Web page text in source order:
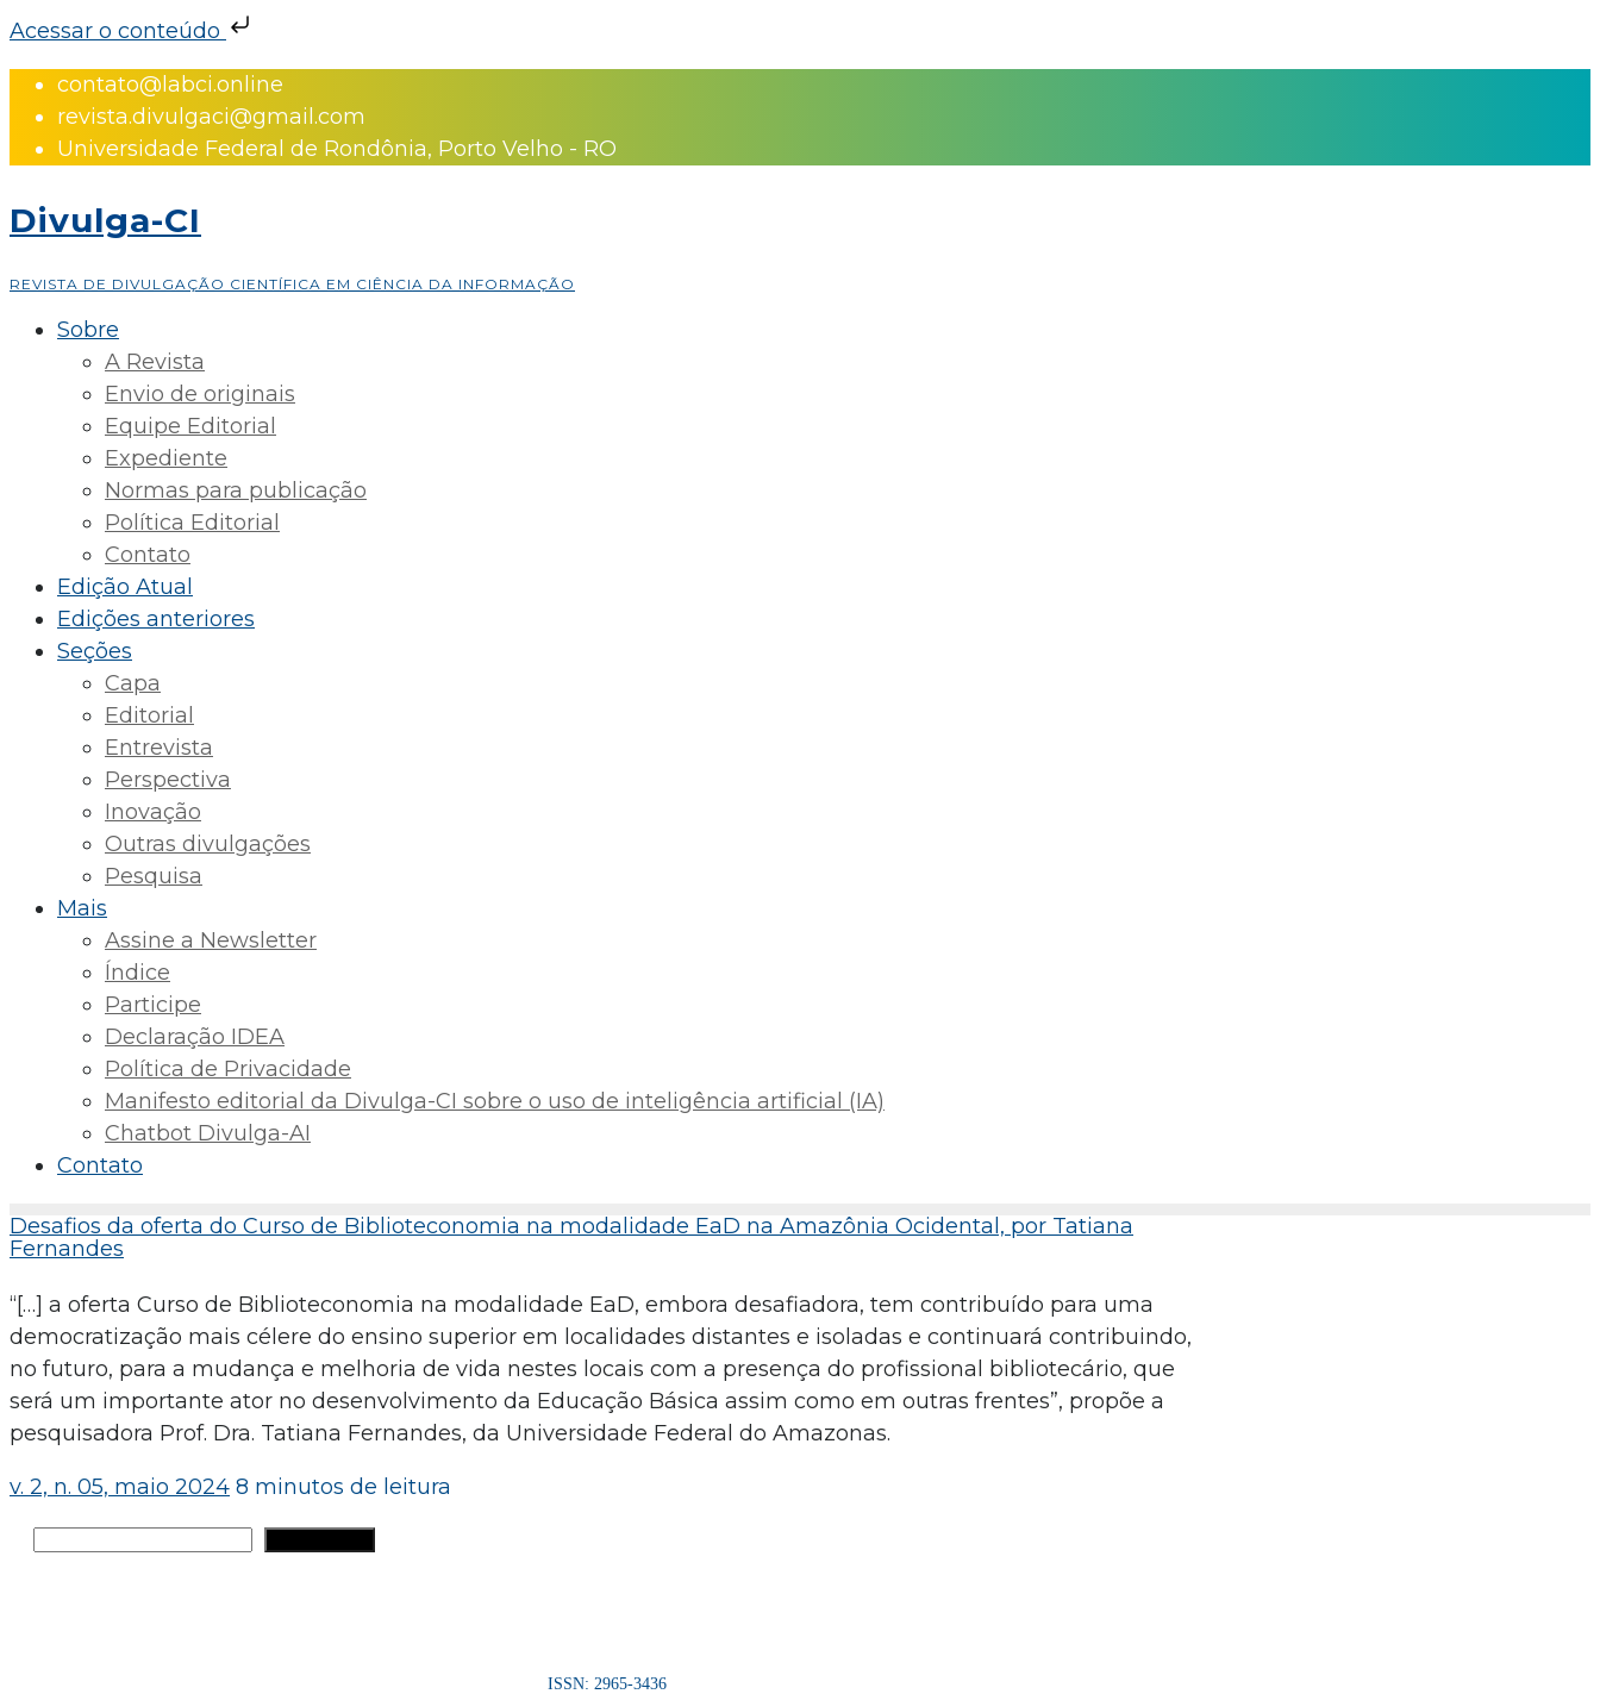
Acessar o conteúdo
Skip
content
contato@labci.online
revista.divulgaci@gmail.com
Universidade Federal de Rondônia, Porto Velho - RO
Divulga-CI
REVISTA DE DIVULGAÇÃO CIENTÍFICA EM CIÊNCIA DA INFORMAÇÃO
Sobre
A Revista
Envio de originais
Equipe Editorial
Expediente
Normas para publicação
Política Editorial
Contato
Edição Atual
Edições anteriores
Seções
Capa
Editorial
Entrevista
Perspectiva
Inovação
Outras divulgações
Pesquisa
Mais
Assine a Newsletter
Índice
Participe
Declaração IDEA
Política de Privacidade
Manifesto editorial da Divulga-CI sobre o uso de inteligência artificial (IA)
Chatbot Divulga-AI
Contato
Desafios da oferta do Curso de Biblioteconomia na modalidade EaD na Amazônia Ocidental, por Tatiana
Fernandes
“[…] a oferta Curso de Biblioteconomia na modalidade EaD, embora desafiadora, tem contribuído para uma
democratização mais célere do ensino superior em localidades distantes e isoladas e continuará contribuindo,
no futuro, para a mudança e melhoria de vida nestes locais com a presença do profissional bibliotecário, que
será um importante ator no desenvolvimento da Educação Básica assim como em outras frentes”, propõe a
pesquisadora Prof. Dra. Tatiana Fernandes, da Universidade Federal do Amazonas.
v. 2, n. 05, maio 2024 8 minutos de leitura
Pesquisar
ISSN: 2965-3436